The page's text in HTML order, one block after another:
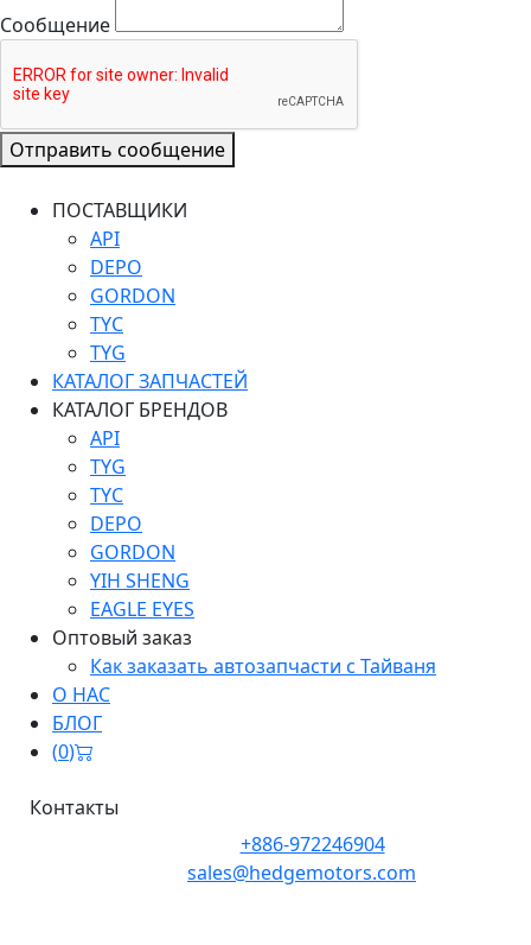
Сообщение
Отправить сообщение
ПОСТАВЩИКИ
API
DEPO
GORDON
TYC
TYG
КАТАЛОГ ЗАПЧАСТЕЙ
КАТАЛОГ БРЕНДОВ
API
TYG
TYC
DEPO
GORDON
YIH SHENG
EAGLE EYES
Оптовый заказ
Как заказать автозапчасти с Тайваня
О НАС
БЛОГ
(0)
Контакты
+886-972246904
sales@hedgemotors.com